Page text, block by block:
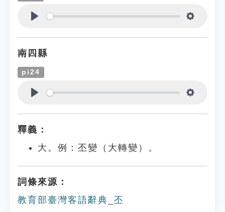
南四縣
pi24
釋義：
大。例：丕變（大轉變）。
詞條來源：
教育部臺灣客語辭典_丕